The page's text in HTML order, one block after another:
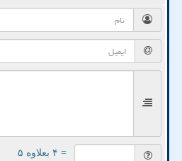
= ۴ بعلاوه ۵